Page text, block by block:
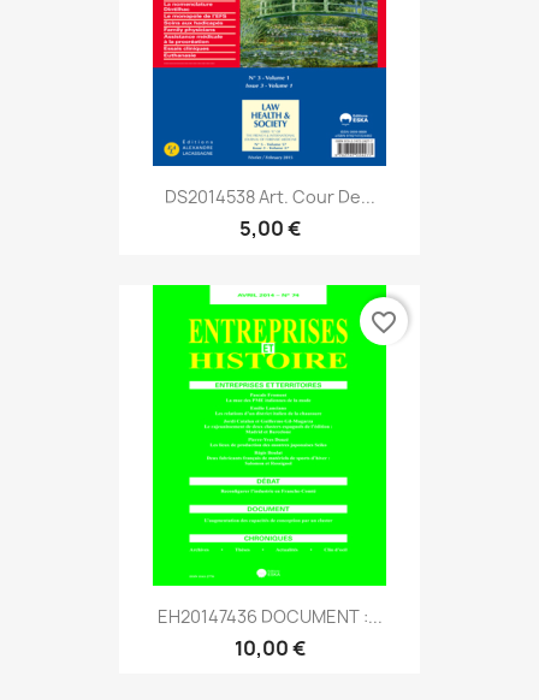
DS2014538 Art. Cour De...
5,00 €
EH20147436 DOCUMENT :...
10,00 €
favorite_border